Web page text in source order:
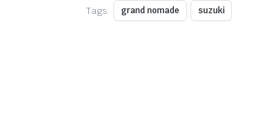
Tags: grand nomade suzuki